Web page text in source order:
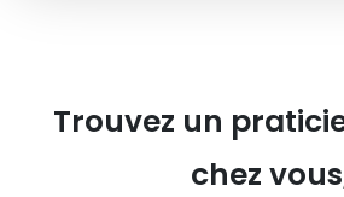
Trouvez un
chez